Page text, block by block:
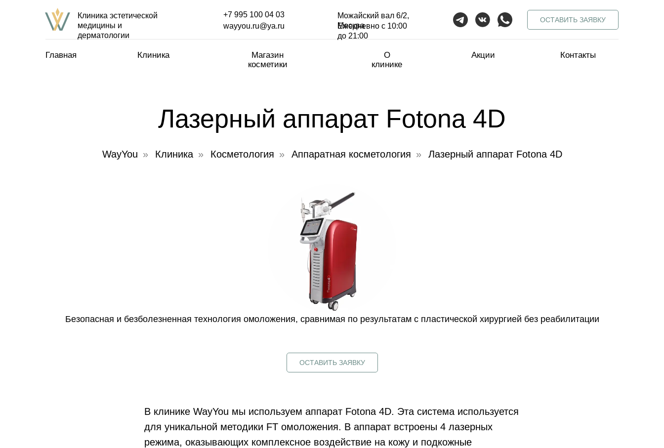
ОСТАВИТЬ ЗАЯВКУ
Главная
Клиника эстетической
медицины и
дерматологии
+7 995 100 04 03
wayyou.ru@ya.ru
Eжедневно с 10:00
до 21:00
Клиника
Магазин
косметики
О
клинике
Акции Контакты
Можайский вал 6/2,
Москва
Лазерный аппарат Fotona 4D
WayYou » Клиника » Косметология » Аппаратная косметология » Лазерный аппарат Fotona 4D
Безопасная и безболезненная технология омоложения, сравнимая по результатам с пластической хирургией без реабилитации
ОСТАВИТЬ ЗАЯВКУ
В клинике WayYou мы используем аппарат Fotona 4D. Эта система используется
для уникальной методики FT омоложения. В аппарат встроены 4 лазерных
режима, оказывающих комплексное воздействие на кожу и подкожные